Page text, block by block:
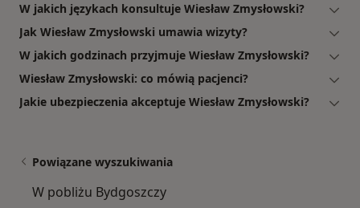
W jakich językach konsultuje Wiesław Zmysłowski?
Jak Wiesław Zmysłowski umawia wizyty?
W jakich godzinach przyjmuje Wiesław Zmysłowski?
Wiesław Zmysłowski: co mówią pacjenci?
Jakie ubezpieczenia akceptuje Wiesław Zmysłowski?
Powiązane wyszukiwania
W pobliżu Bydgoszczy